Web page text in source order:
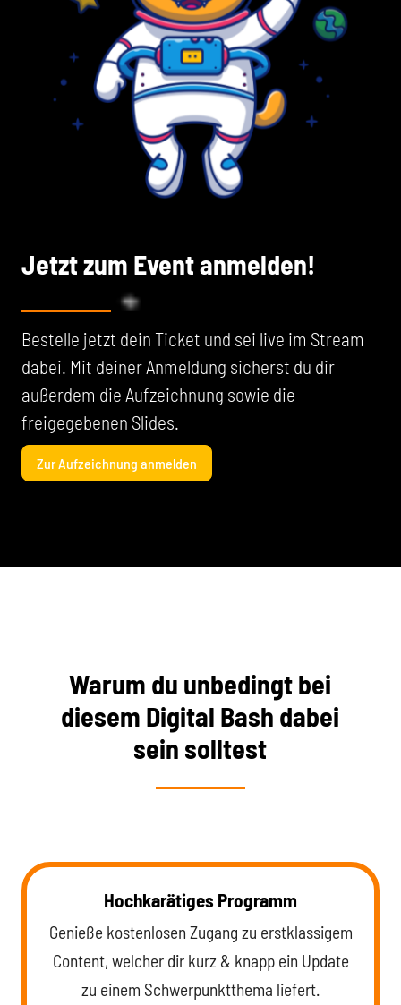
Jetzt zum Event anmelden!
Bestelle jetzt dein Ticket und sei live im Stream
dabei. Mit deiner Anmeldung sicherst du dir
außerdem die Aufzeichnung sowie die
freigegebenen Slides.
Zur Aufzeichnung anmelden
Warum du unbedingt bei
diesem Digital Bash dabei
sein solltest
Hochkarätiges Programm
Genieße kostenlosen Zugang zu erstklassigem
Content, welcher dir kurz & knapp ein Update
zu einem Schwerpunktthema liefert.